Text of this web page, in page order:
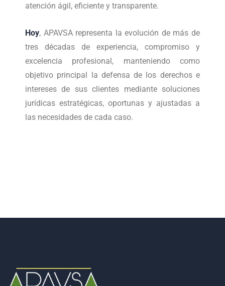
atención ágil, eficiente y transparente.
Hoy, APAVSA representa la evolución de más de
tres décadas de experiencia, compromiso y
excelencia profesional, manteniendo como
objetivo principal la defensa de los derechos e
intereses de sus clientes mediante soluciones
jurídicas estratégicas, oportunas y ajustadas a
las necesidades de cada caso.